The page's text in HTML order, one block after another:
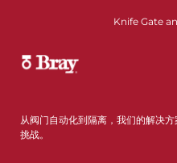
Knife Gate
从阀门自动化到隔离，我们的解决
挑战。